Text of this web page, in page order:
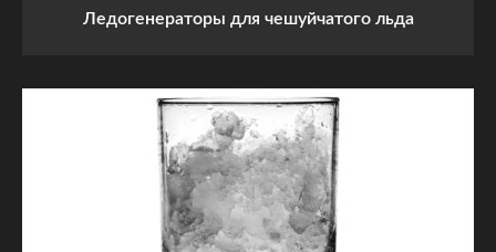
Ледогенераторы для чешуйчатого льда